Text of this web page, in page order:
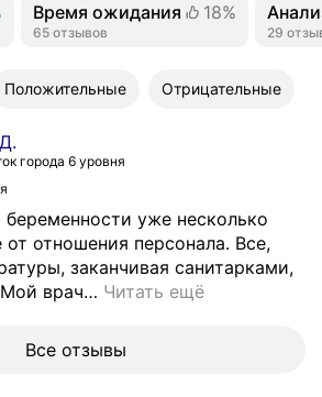
Время ожидания
Положительных отзывов
18%
65 отзывов 29
Положительные Отрицательные
города 6 уровня
уже несколько
отношения персонала. Все,
заканчивая санитарками,
врач… Читать ещё
Все отзывы